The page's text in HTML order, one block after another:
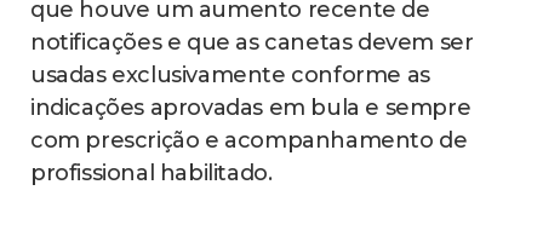
que houve um aumento recente de
notificações e que as canetas devem ser
usadas exclusivamente conforme as
indicações aprovadas em bula e sempre
com prescrição e acompanhamento de
profissional habilitado.